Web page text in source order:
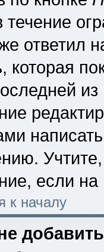
течение
ответил
которая
если на
к началу